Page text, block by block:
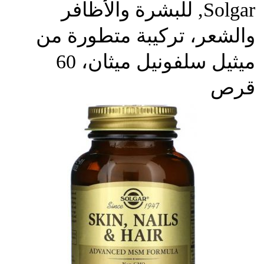
Solgar‏, للبشرة والأظافر
والشعر، تركيبة متطورة من
ميثيل سلفونيل ميثان، 60
قرص